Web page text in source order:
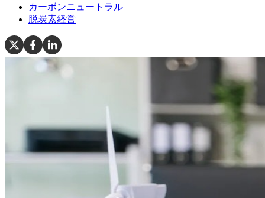
カーボンニュートラル
脱炭素経営